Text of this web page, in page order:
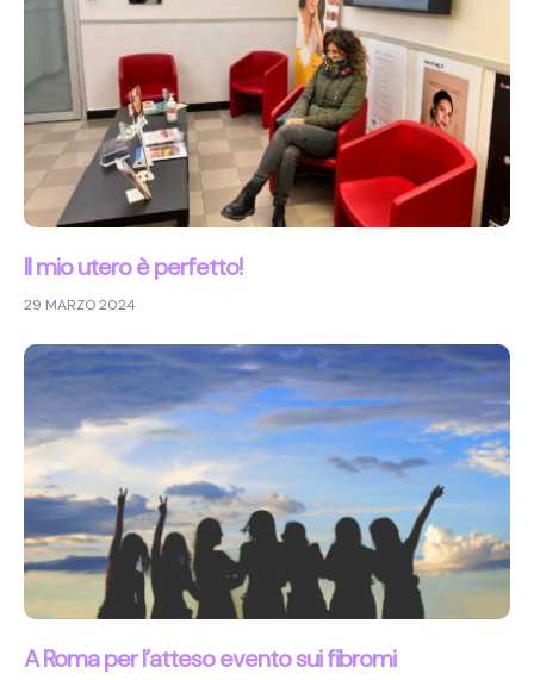
Il mio utero è perfetto!
29 MARZO 2024
A Roma per l’atteso evento sui fibromi